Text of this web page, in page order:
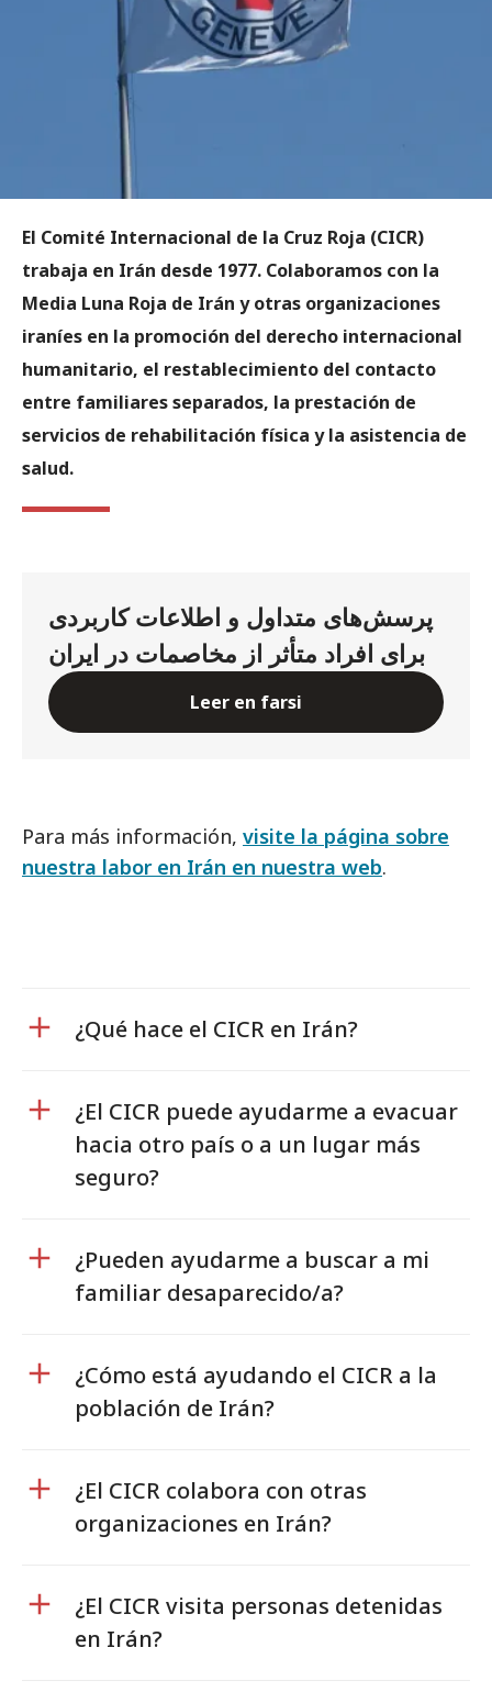
El Comité Internacional de la Cruz Roja (CICR)
trabaja en Irán desde 1977. Colaboramos con la
Media Luna Roja de Irán y otras organizaciones
iraníes en la promoción del derecho internacional
humanitario, el restablecimiento del contacto
entre familiares separados, la prestación de
servicios de rehabilitación física y la asistencia de
salud.
پرسش‌های متداول و اطلاعات کاربردی
برای افراد متأثر از مخاصمات در ایران
Leer en farsi
Para más información, visite la página sobre
nuestra labor en Irán en nuestra web.
¿Qué hace el CICR en Irán?
¿El CICR puede ayudarme a evacuar
hacia otro país o a un lugar más
seguro?
¿Pueden ayudarme a buscar a mi
familiar desaparecido/a?
¿Cómo está ayudando el CICR a la
población de Irán?
¿El CICR colabora con otras
organizaciones en Irán?
¿El CICR visita personas detenidas
en Irán?